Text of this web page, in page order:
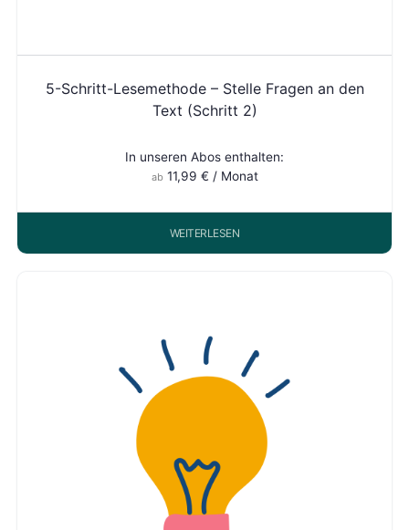
5-Schritt-Lesemethode – Stelle Fragen an den
Text (Schritt 2)
In unseren Abos enthalten:
ab 11,99 € / Monat
WEITERLESEN